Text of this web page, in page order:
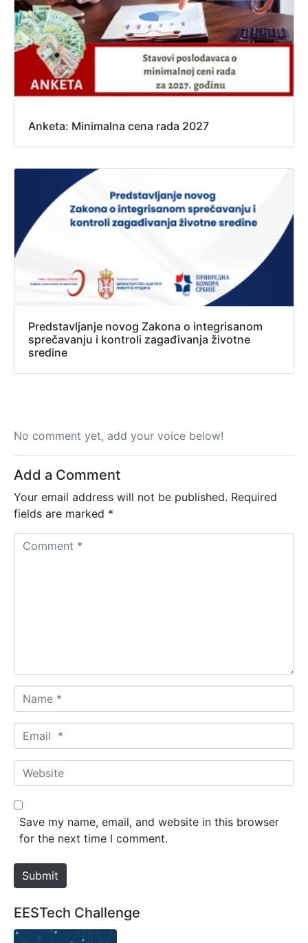
Anketa: Minimalna cena rada 2027
Predstavljanje novog Zakona o integrisanom
sprečavanju i kontroli zagađivanja životne
sredine
No comment yet, add your voice below!
Add a Comment
Your email address will not be published. Required
fields are marked *
a
m
*
m
a
*
W
e
b
e
Save my name, email, and website in this browser
for the next time I comment.
Submit
EESTech Challenge